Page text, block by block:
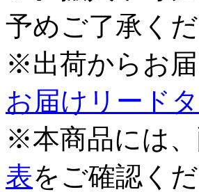
予めご了承くだ
※出荷からお
お届けリード
※本商品には
表をご確認く